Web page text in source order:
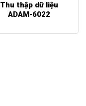
Thu thập dữ liệu
ADAM-6022